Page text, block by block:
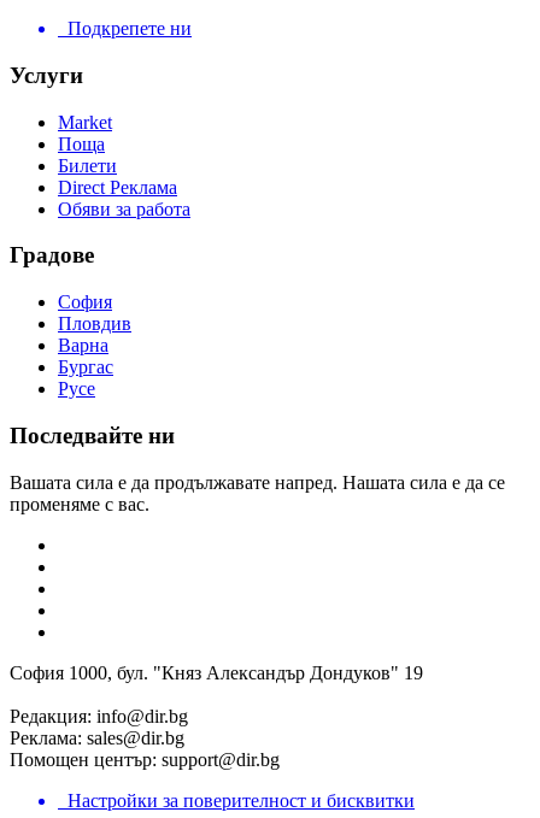
Подкрепете ни
Услуги
Market
Поща
Билети
Direct Реклама
Обяви за работа
Градове
София
Пловдив
Варна
Бургас
Русе
Последвайте ни
Вашата сила е да продължавате напред. Нашата сила е да се
променяме с вас.
София 1000, бул. "Княз Александър Дондуков" 19
Редакция: info@dir.bg
Реклама: sales@dir.bg
Помощен център: support@dir.bg
Настройки за поверителност и бисквитки